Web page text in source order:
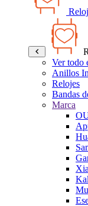
Ver todo
Anillos
Relojes
Bandas
Marca